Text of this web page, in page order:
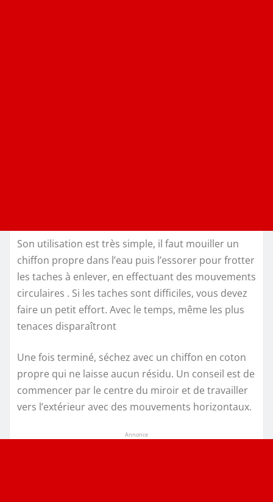
Son utilisation est très simple, il faut mouiller un
chiffon propre dans l’eau puis l’essorer pour frotter
les taches à enlever, en effectuant des mouvements
circulaires . Si les taches sont difficiles, vous devez
faire un petit effort. Avec le temps, même les plus
tenaces disparaîtront
Une fois terminé, séchez avec un chiffon en coton
propre qui ne laisse aucun résidu. Un conseil est de
commencer par le centre du miroir et de travailler
vers l’extérieur avec des mouvements horizontaux.
Annonce